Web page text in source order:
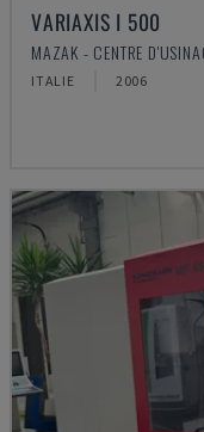
VARIAXIS I 500
MAZAK - CENTRE
ITALIE 2006